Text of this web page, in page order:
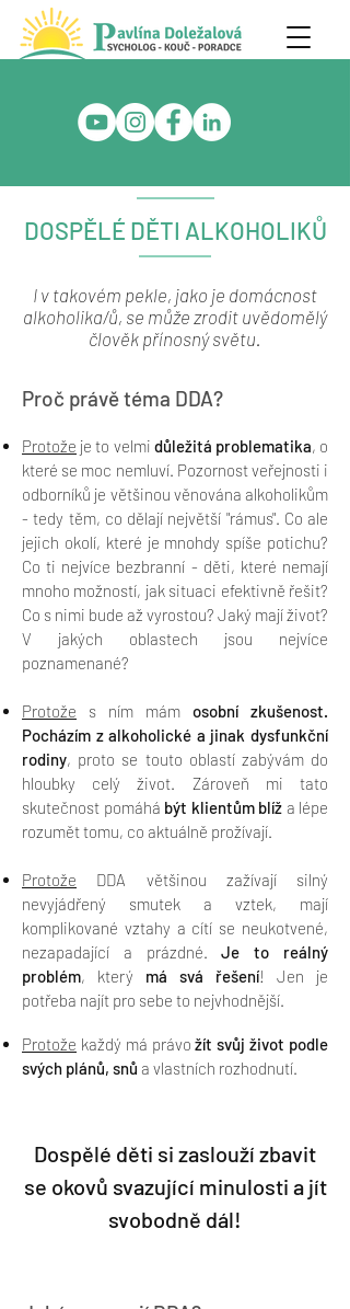
DOSPĚLÉ DĚTI ALKOHOLIKŮ
I v takovém pekle, jako je domácnost
alkoholika/ů, se může zrodit uvědomělý
člověk přínosný světu.
Proč právě téma DDA?
Protože je to velmi důležitá problematika, o
které se moc nemluví. Pozornost veřejnosti i
odborníků je většinou věnována alkoholikům
- tedy těm, co dělají největší "rámus". Co ale
jejich okolí, které je mnohdy spíše potichu?
Co ti nejvíce bezbranní - děti, které nemají
mnoho možností, jak situaci efektivně řešit?
Co s nimi bude až vyrostou? Jaký mají život?
V jakých oblastech jsou nejvíce
poznamenané?
Protože s ním mám osobní zkušenost.
Pocházím z alkoholické a jinak dysfunkční
rodiny, proto se touto oblastí zabývám do
hloubky celý život. Zároveň mi tato
skutečnost pomáhá být klientům blíž a lépe
rozumět tomu, co aktuálně prožívají.
Protože DDA většinou zažívají silný
nevyjádřený smutek a vztek, mají
komplikované vztahy a cítí se neukotvené,
nezapadající a prázdné.Je to reálný
problém, který má svá řešení! Jen je
potřeba najít pro sebe to nejvhodnější.
Protože každý má právožít svůj život podle
svých plánů, snů a vlastních rozhodnutí.
Dospělé děti si zaslouží zbavit
se okovů svazující minulosti a jít
svobodně dál!